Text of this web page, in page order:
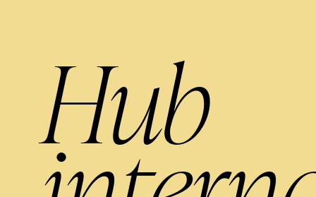
Hub